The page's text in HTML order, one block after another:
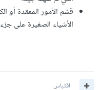
قسّم الأمور المعقدة أو
الأشياء الصغيرة على
اقتباس